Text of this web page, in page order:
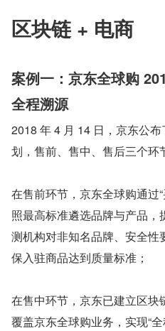
区块链 + 电商
案例一：京东全球购
全程溯源
2018 年 4 月 14 日，京东公
划，售前、售中、售后三个环
在售前环节，京东全球购通过
照最高标准遴选品牌与产品
测机构对非知名品牌、安全
保入驻商品达到质量标准；
在售中环节，京东已建立区
覆盖京东全球购业务，实现“